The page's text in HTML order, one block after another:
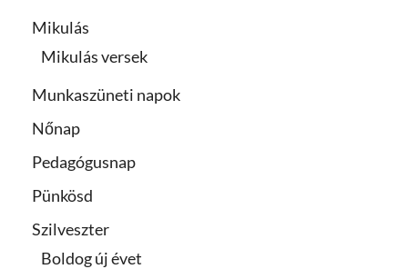
Mikulás
Mikulás versek
Munkaszüneti napok
Nőnap
Pedagógusnap
Pünkösd
Szilveszter
Boldog új évet